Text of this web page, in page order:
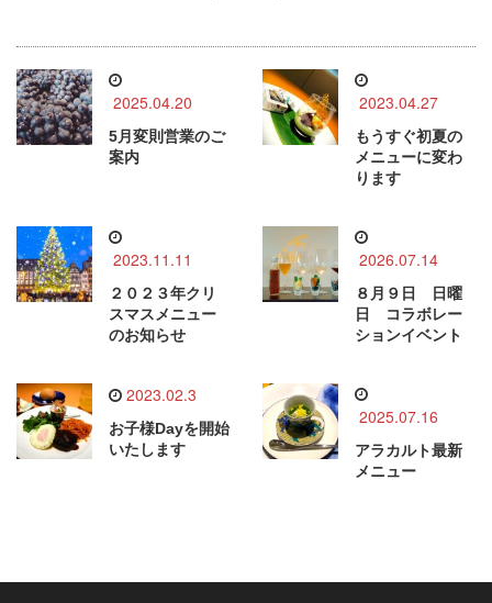
2025.04.20
5月変則営業のご
案内
2023.04.27
もうすぐ初夏の
メニューに変わ
ります
2023.11.11
２０２３年クリ
スマスメニュー
のお知らせ
2026.07.14
８月９日 日曜
日 コラボレー
ションイベント
2023.02.3
お子様Dayを開始
いたします
2025.07.16
アラカルト最新
メニュー